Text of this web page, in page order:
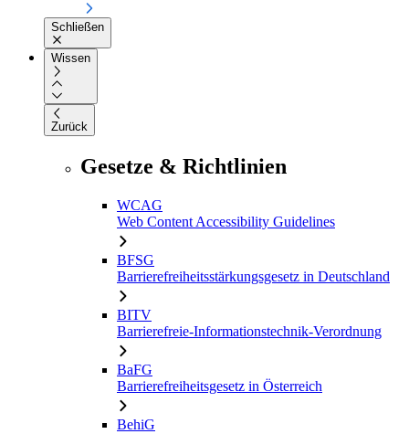
Schließen
Wissen
Zurück
Gesetze & Richtlinien
WCAG
Web Content Accessibility Guidelines
BFSG
Barrierefreiheitsstärkungsgesetz in Deutschland
BITV
Barrierefreie-Informationstechnik-Verordnung
BaFG
Barrierefreiheitsgesetz in Österreich
BehiG